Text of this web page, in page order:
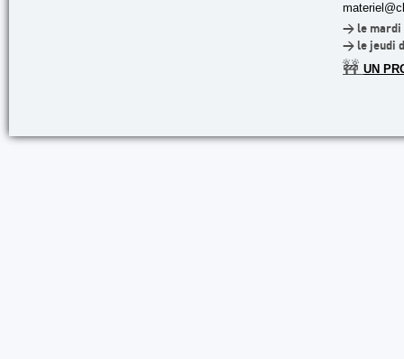
> le mardi
> le jeudi
🚧 UN